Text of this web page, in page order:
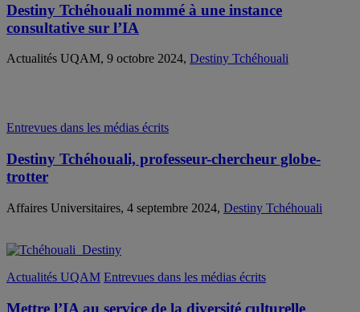
Destiny Tchéhouali nommé à une instance
consultative sur l’IA
Actualités UQAM, 9 octobre 2024, Destiny Tchéhouali
Entrevues dans les médias écrits
Destiny Tchéhouali, professeur-chercheur globe-
trotter
Affaires Universitaires, 4 septembre 2024, Destiny Tchéhouali
Actualités UQAM Entrevues dans les médias écrits
Mettre l’IA au service de la diversité culturelle